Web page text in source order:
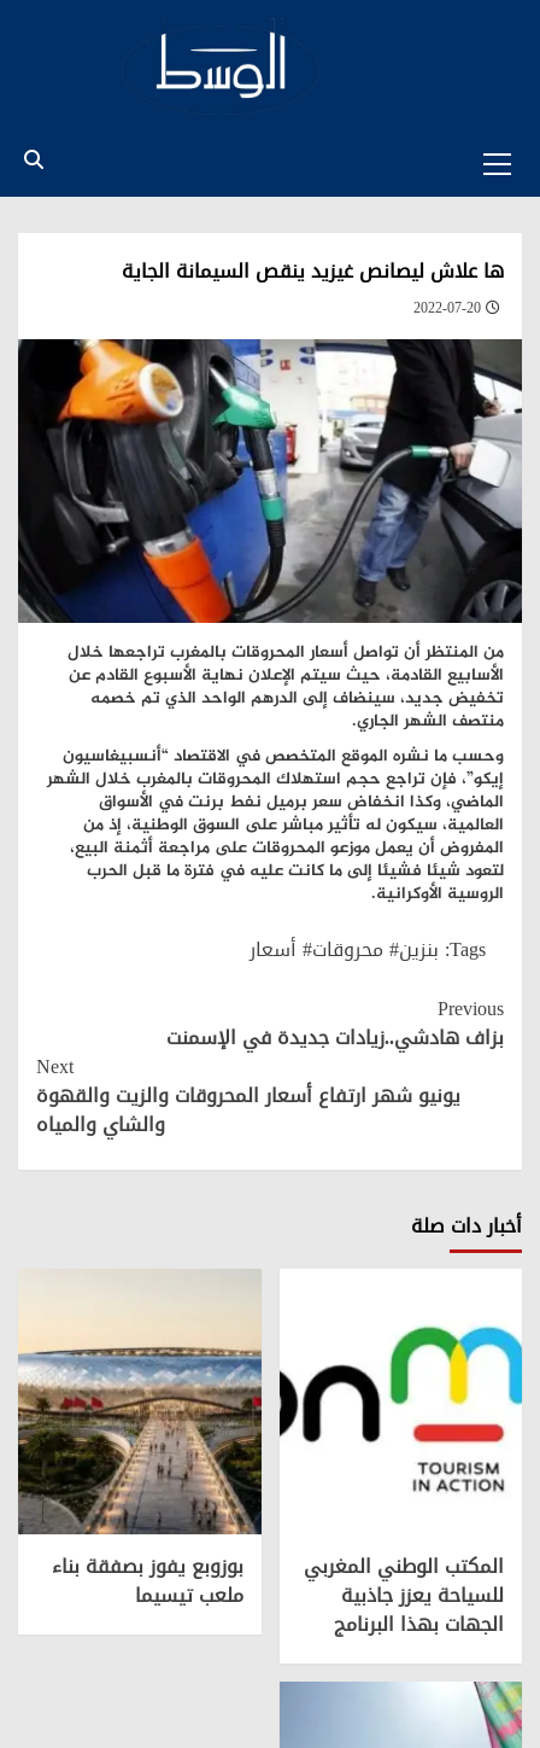
Menu
ها علاش ليصانص غيزيد ينقص السيمانة الجاية
2022-07-20
من المنتظر أن تواصل أسعار المحروقات بالمغرب تراجعها خلال
الأسابيع القادمة، حيث سيتم الإعلان نهاية الأسبوع القادم عن
تخفيض جديد، سينضاف إلى الدرهم الواحد الذي تم خصمه
منتصف الشهر الجاري.
وحسب ما نشره الموقع المتخصص في الاقتصاد “أنسبيغاسيون
إيكو”، فإن تراجع حجم استهلاك المحروقات بالمغرب خلال الشهر
الماضي، وكذا انخفاض سعر برميل نفط برنت في الأسواق
العالمية، سيكون له تأثير مباشر على السوق الوطنية، إذ من
المفروض أن يعمل موزعو المحروقات على مراجعة أثمنة البيع،
لتعود شيئا فشيئا إلى ما كانت عليه في فترة ما قبل الحرب
الروسية الأوكرانية.
Tags: بنزين# محروقات# أسعار
Continue
Reading
Previous
بزاف هادشي..زيادات جديدة في الإسمنت
Next
يونيو شهر ارتفاع أسعار المحروقات والزيت والقهوة
والشاي والمياه
أخبار دات صلة
المكتب الوطني المغربي
للسياحة يعزز جاذبية
الجهات بهذا البرنامج
بوزوبع يفوز بصفقة بناء
ملعب تيسيما